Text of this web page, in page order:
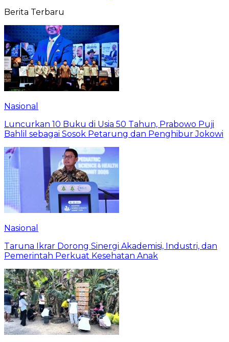
Berita Terbaru
Nasional
Luncurkan 10 Buku di Usia 50 Tahun, Prabowo Puji
Bahlil sebagai Sosok Petarung dan Penghibur Jokowi
Nasional
Taruna Ikrar Dorong Sinergi Akademisi, Industri, dan
Pemerintah Perkuat Kesehatan Anak